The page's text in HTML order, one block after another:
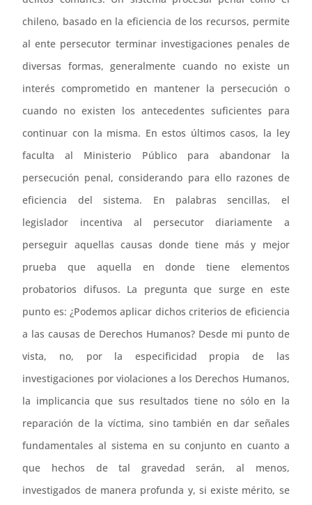
chileno, basado en la eficiencia de los recursos, permite
al ente persecutor terminar investigaciones penales de
diversas formas, generalmente cuando no existe un
interés comprometido en mantener la persecución o
cuando no existen los antecedentes suficientes para
continuar con la misma. En estos últimos casos, la ley
faculta al Ministerio Público para abandonar la
persecución penal, considerando para ello razones de
eficiencia del sistema. En palabras sencillas, el
legislador incentiva al persecutor diariamente a
perseguir aquellas causas donde tiene más y mejor
prueba que aquella en donde tiene elementos
probatorios difusos. La pregunta que surge en este
punto es: ¿Podemos aplicar dichos criterios de eficiencia
a las causas de Derechos Humanos? Desde mi punto de
vista, no, por la especificidad propia de las
investigaciones por violaciones a los Derechos Humanos,
la implicancia que sus resultados tiene no sólo en la
reparación de la víctima, sino también en dar señales
fundamentales al sistema en su conjunto en cuanto a
que hechos de tal gravedad serán, al menos,
investigados de manera profunda y, si existe mérito, se